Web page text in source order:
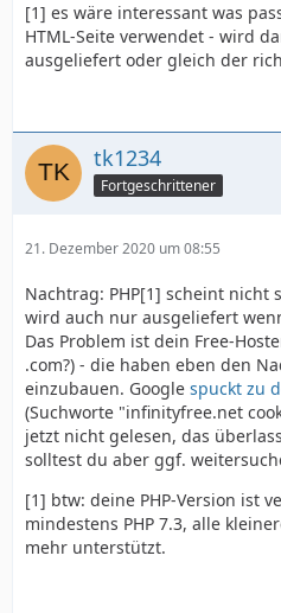
[1] es wäre interessant was
HTML-Seite verwendet - wird
ausgeliefert oder gleich der
tk1234
Fortgeschrittener
21. Dezember 2020 um 08:55
Nachtrag: PHP[1] scheint nicht
wird auch nur ausgeliefert
Das Problem ist dein Free-
.com?) - die haben eben den
einzubauen. Google spuckt zu
(Suchworte "infinityfree.net
jetzt nicht gelesen, das
solltest du aber ggf.
[1] btw: deine PHP-Version ist
mindestens PHP 7.3, alle
mehr unterstützt.